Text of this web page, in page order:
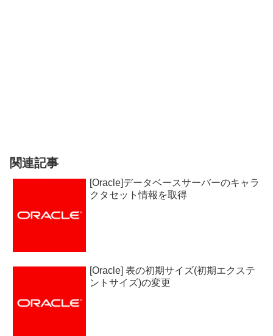
関連記事
[Oracle]データベースサーバーのキャラ
クタセット情報を取得
[Oracle] 表の初期サイズ(初期エクステ
ントサイズ)の変更